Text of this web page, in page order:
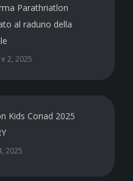
Parathriatlon
al raduno della
2, 2025
Kids Conad 2025
2025